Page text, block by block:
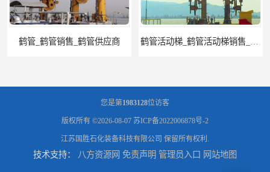
鹤管_鹤管销售_鹤管供应商
您是第1983128位访客
版权所有 ©2026-08-07 苏ICP备2022006878号-2
江苏国胜石化装备科技有限公司 保留所有权利.
技术支持： 八方资源网 免责声明 管理员入口 网站地图